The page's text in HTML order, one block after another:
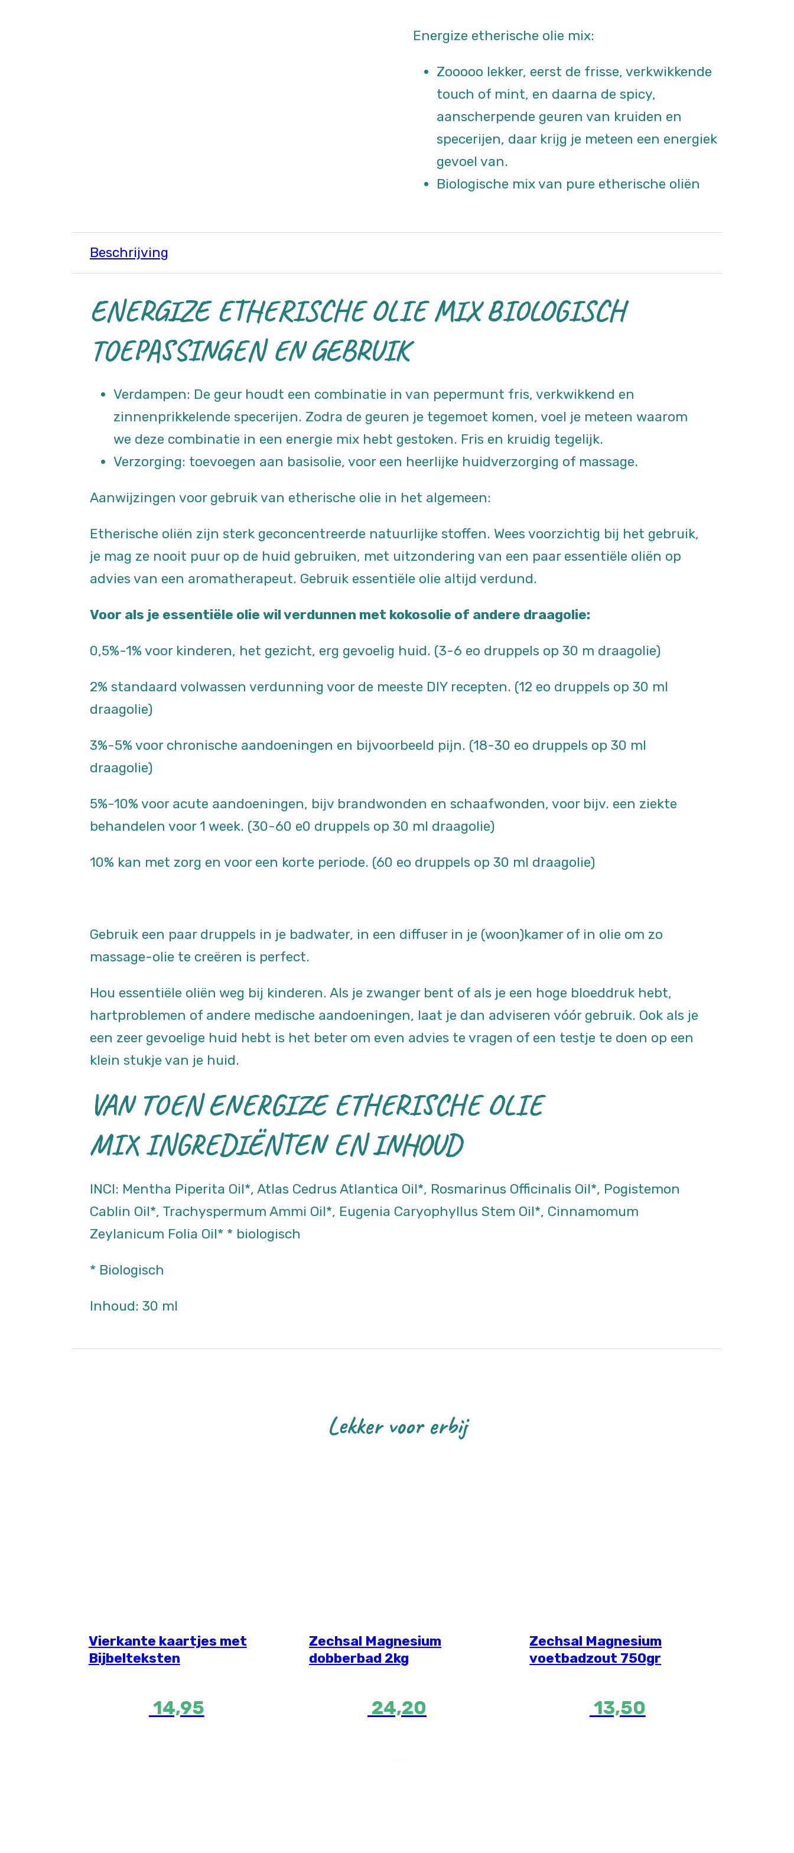
Energize etherische olie mix:
Zooooo lekker, eerst de frisse, verkwikkende
touch of mint, en daarna de spicy,
aanscherpende geuren van kruiden en
specerijen, daar krijg je meteen een energiek
gevoel van.
Biologische mix van pure etherische oliën
Beschrijving
ENERGIZE ETHERISCHE OLIE MIX BIOLOGISCH
TOEPASSINGEN EN GEBRUIK
Verdampen: De geur houdt een combinatie in van pepermunt fris, verkwikkend en
zinnenprikkelende specerijen. Zodra de geuren je tegemoet komen, voel je meteen waarom
we deze combinatie in een energie mix hebt gestoken. Fris en kruidig tegelijk.
Verzorging: toevoegen aan basisolie, voor een heerlijke huidverzorging of massage.
Aanwijzingen voor gebruik van etherische olie in het algemeen:
Etherische oliën zijn sterk geconcentreerde natuurlijke stoffen. Wees voorzichtig bij het gebruik,
je mag ze nooit puur op de huid gebruiken, met uitzondering van een paar essentiële oliën op
advies van een aromatherapeut. Gebruik essentiële olie altijd verdund.
Voor als je essentiële olie wil verdunnen met kokosolie of andere draagolie:
0,5%-1% voor kinderen, het gezicht, erg gevoelig huid. (3-6 eo druppels op 30 m draagolie)
2% standaard volwassen verdunning voor de meeste DIY recepten. (12 eo druppels op 30 ml
draagolie)
3%-5% voor chronische aandoeningen en bijvoorbeeld pijn. (18-30 eo druppels op 30 ml
draagolie)
5%-10% voor acute aandoeningen, bijv brandwonden en schaafwonden, voor bijv. een ziekte
behandelen voor 1 week. (30-60 e0 druppels op 30 ml draagolie)
10% kan met zorg en voor een korte periode. (60 eo druppels op 30 ml draagolie)
Gebruik een paar druppels in je badwater, in een diffuser in je (woon)kamer of in olie om zo
massage-olie te creëren is perfect.
Hou essentiële oliën weg bij kinderen. Als je zwanger bent of als je een hoge bloeddruk hebt,
hartproblemen of andere medische aandoeningen, laat je dan adviseren vóór gebruik. Ook als je
een zeer gevoelige huid hebt is het beter om even advies te vragen of een testje te doen op een
klein stukje van je huid.
VAN TOEN ENERGIZE ETHERISCHE OLIE
MIX INGREDIËNTEN EN INHOUD
INCI: Mentha Piperita Oil*, Atlas Cedrus Atlantica Oil*, Rosmarinus Officinalis Oil*, Pogistemon
Cablin Oil*, Trachyspermum Ammi Oil*, Eugenia Caryophyllus Stem Oil*, Cinnamomum
Zeylanicum Folia Oil* * biologisch
* Biologisch
Inhoud: 30 ml
Lekker voor erbij
Vierkante kaartjes met
Bijbelteksten
14,95
Zechsal Magnesium
dobberbad 2kg
24,20
Zechsal Magnesium
voetbadzout 750gr
13,50